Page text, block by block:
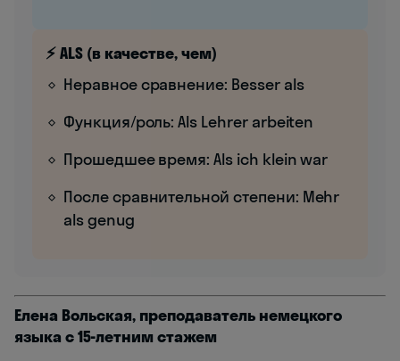
⚡ ALS (в качестве, чем)
Неравное сравнение: Besser als
Функция/роль: Als Lehrer arbeiten
Прошедшее время: Als ich klein war
После сравнительной степени: Mehr
als genug
Елена Вольская, преподаватель немецкого
языка с 15-летним стажем